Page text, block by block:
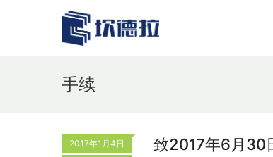
手续
2017年1月4日
致2017年6月30